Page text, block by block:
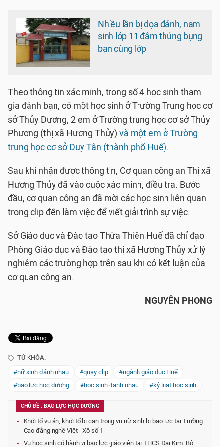
Nhiều lần bị dọa đánh, nam
sinh lớp 11 đâm thủng bụng
bạn cùng lớp
Theo thông tin xác minh, trong số 4 học sinh tham
gia đánh bạn, có một học sinh ở Trường Trung học cơ
sở Thủy Dương, 2 em ở Trường trung học cơ sở Thủy
Phương (thị xã Hương Thủy) và một em ở Trường
trung học cơ sở Duy Tân (thành phố Huế).
Sau khi nhận được thông tin, Cơ quan công an Thị xã
Hương Thủy đã vào cuộc xác minh, điều tra. Bước
đầu, cơ quan công an đã mời các học sinh liên quan
trong clip đến làm việc để viết giải trình sự việc.
Sở Giáo dục và Đào tạo Thừa Thiên Huế đã chỉ đạo
Phòng Giáo dục và Đào tạo thị xã Hương Thủy xử lý
nghiêm các trường hợp trên sau khi có kết luận của
cơ quan công an.
NGUYÊN PHONG
TỪ KHÓA:
#nữ sinh đánh nhau
#quay clip
#ngành giáo dục Huế
#bạo lực học đường
#học sinh đánh nhau #kỷ luật học sinh
CHỦ ĐỀ : BẠO LỰC HỌC ĐƯỜNG
Khởi tố vụ án, khởi tố bị can trong vụ nữ sinh bị bạo lực tại Trường
Cao đẳng nghề Việt - Xô số 1
Vụ học sinh có hành vi bạo lực giáo viên tại THCS Đại Kim: Bộ